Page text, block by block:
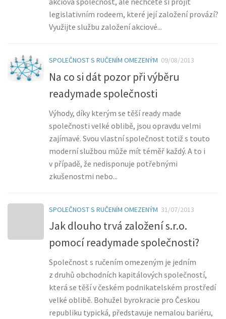
legislativním rodeem, které její založení provází?
Využijte službu založení akciové...
SPOLEČNOST S RUČENÍM OMEZENÝM 09/08/2013
Na co si dát pozor při výběru
readymade společnosti
Výhody, díky kterým se těší ready made
společnosti velké oblibě, jsou opravdu velmi
zajímavé. Svou vlastní společnost totiž s touto
moderní službou může mít téměř každý. A to i
v případě, že nedisponuje potřebnými
zkušenostmi nebo...
SPOLEČNOST S RUČENÍM OMEZENÝM 31/07/2013
Jak dlouho trvá založení s.r.o.
pomocí readymade společnosti?
Společnost s ručením omezeným je jedním
z druhů obchodních kapitálových společností,
která se těší v českém podnikatelském prostředí
velké oblibě. Bohužel byrokracie pro Českou
republiku typická, představuje nemalou bariéru,